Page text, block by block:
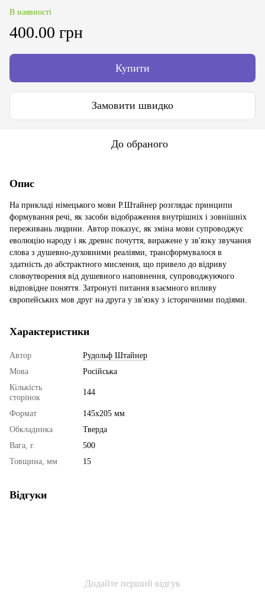
В наявності
400.00 грн
Купити
Замовити швидко
До обраного
Опис
На прикладі німецького мови Р.Штайнер розглядає принципи
формування речі, як засоби відображення внутрішніх і зовнішніх
переживань людини. Автор показує, як зміна мови супроводжує
еволюцію народу і як древнє почуття, виражене у зв'язку звучання
слова з душевно-духовними реаліями, трансформувалося в
здатність до абстрактного мислення, що привело до відриву
словоутворення від душевного наповнення, супроводжуючого
відповідне поняття. Затронуті питання взаємного впливу
європейських мов друг на друга у зв'язку з історичними подіями.
Характеристики
Автор
Рудольф Штайнер
Мова
Російська
Кількість
сторінок
144
Формат
145х205 мм
Обкладинка
Тверда
Вага, г.
500
Товщина, мм
15
Відгуки
Додайте перший відгук